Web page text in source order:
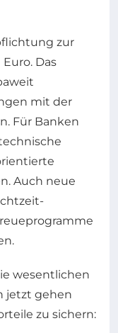
zur
Das
mit der
Für Banken
Auch neue
wesentlichen
jetzt gehen
zu sichern: